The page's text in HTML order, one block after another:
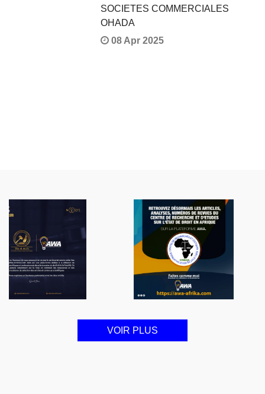
SOCIETES COMMERCIALES
OHADA
08 Apr 2025
VOIR PLUS